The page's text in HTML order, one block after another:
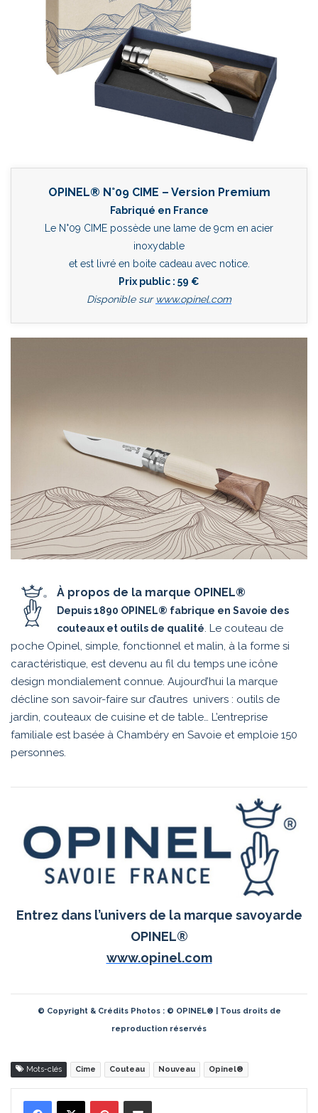
OPINEL® N°09 CIME – Version Premium
Fabriqué en France
Le N°09 CIME possède une lame de 9cm en acier
inoxydable
et est livré en boite cadeau avec notice.
Prix public : 59 €
Disponible sur www.opinel.com
À propos de la marque OPINEL®
Depuis 1890 OPINEL® fabrique en Savoie des
couteaux et outils de qualité. Le couteau de
poche Opinel, simple, fonctionnel et malin, à la forme si
caractéristique, est devenu au fil du temps une icône
design mondialement connue. Aujourd’hui la marque
décline son savoir-faire sur d’autres univers : outils de
jardin, couteaux de cuisine et de table… L’entreprise
familiale est basée à Chambéry en Savoie et emploie 150
personnes.
Entrez dans l’univers de la marque savoyarde
OPINEL®
www.opinel.com
© Copyright & Crédits Photos : © OPINEL® | Tous droits de
reproduction réservés
Mots-clés Cime Couteau Nouveau Opinel®